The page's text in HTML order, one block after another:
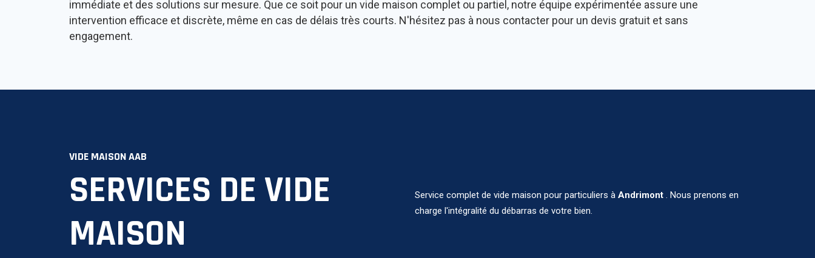
immédiate et des solutions sur mesure. Que ce soit pour un vide maison complet ou partiel, notre équipe expérimentée assure une
intervention efficace et discrète, même en cas de délais très courts. N'hésitez pas à nous contacter pour un devis gratuit et sans
engagement.
VIDE MAISON AAB
SERVICES DE VIDE
MAISON
Service complet de vide maison pour particuliers à Andrimont . Nous prenons en
charge l'intégralité du débarras de votre bien.